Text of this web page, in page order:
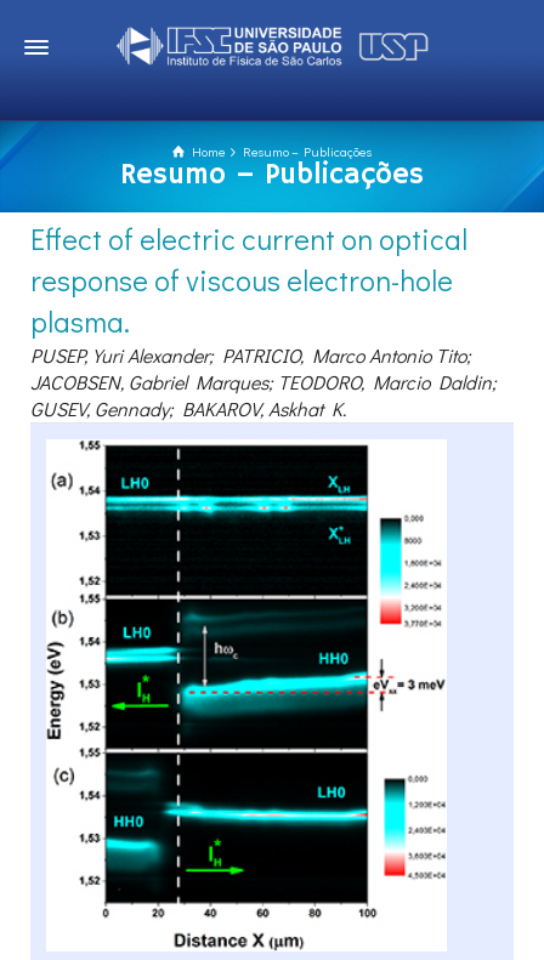
Home Resumo – Publicações
Resumo – Publicações
Effect of electric current on optical
response of viscous electron-hole
plasma.
PUSEP, Yuri Alexander; PATRICIO, Marco Antonio Tito;
JACOBSEN, Gabriel Marques; TEODORO, Marcio Daldin;
GUSEV, Gennady; BAKAROV, Askhat K.